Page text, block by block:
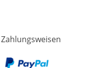
Zahlungsweisen